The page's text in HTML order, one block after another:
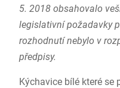
5. 2018 obsahovalo
legislativní požadavky
rozhodnutí nebylo v
předpisy.
Kýchavice bílé které